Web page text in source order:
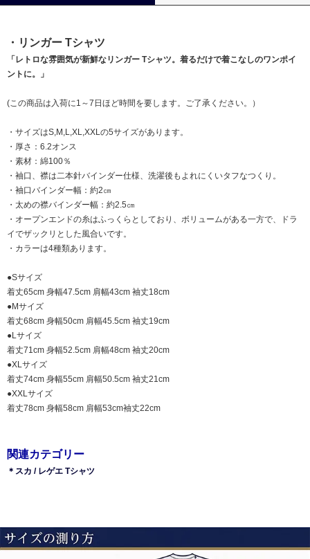
・リンガー Tシャツ
「レトロな雰囲気が新鮮なリンガー Tシャツ。着るだけで着こなしのワンポイ
ントに。」
(この商品は入荷に1～7日ほど時間を要します。ご了承ください。）
・サイズはS,M,L,XL,XXLの5サイズがあります。
・厚さ：6.2オンス
・素材：綿100％
・袖口、襟は二本針バインダー仕様、洗濯後もよれにくいタフなつくり。
・袖口バインダー幅：約2㎝
・太めの襟バインダー幅：約2.5㎝
・オープンエンドの糸はふっくらとしており、ボリュームがある一方で、ドラ
イでザックリとした風合いです。
・カラーは4種類あります。
●Sサイズ
着丈65cm 身幅47.5cm 肩幅43cm 袖丈18cm
●Mサイズ
着丈68cm 身幅50cm 肩幅45.5cm 袖丈19cm
●Lサイズ
着丈71cm 身幅52.5cm 肩幅48cm 袖丈20cm
●XLサイズ
着丈74cm 身幅55cm 肩幅50.5cm 袖丈21cm
●XXLサイズ
着丈78cm 身幅58cm 肩幅53cm袖丈22cm
関連カテゴリー
＊スカ / レゲエ Tシャツ